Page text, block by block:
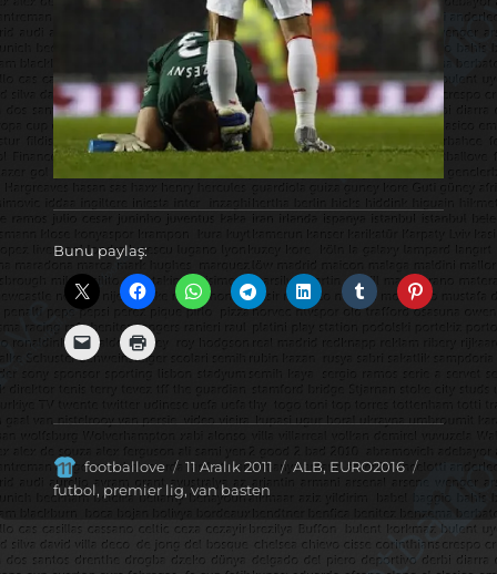
Bunu paylaş:
Yazar
footballove
Yayın
tarihi
11 Aralık 2011 Kategoriler
ALB, EURO2016
Etiketler
futbol, premier lig, van basten